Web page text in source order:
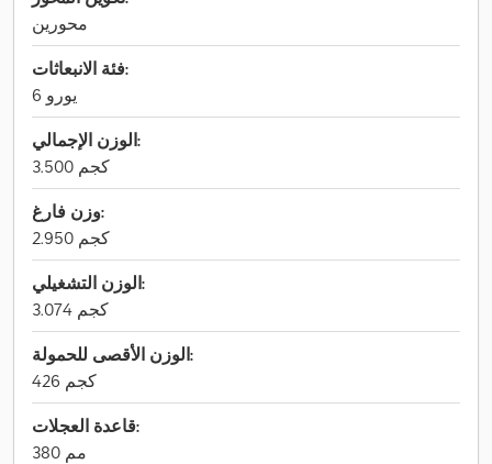
محورين
فئة الانبعاثات:
يورو 6
الوزن الإجمالي:
3.500 كجم
وزن فارغ:
2.950 كجم
الوزن التشغيلي:
3.074 كجم
الوزن الأقصى للحمولة:
426 كجم
قاعدة العجلات:
380 مم